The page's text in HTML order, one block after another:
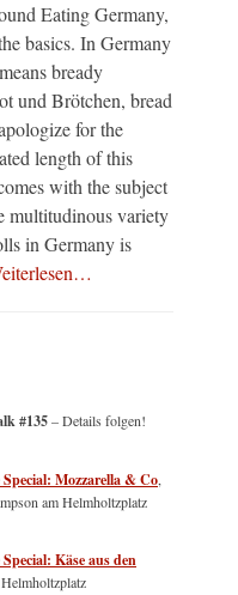
Eating Germany,
basics. In Germany
bready
und Brötchen, bread
for the
length of this
with the subject
multitudinous variety
in Germany is
#135– Details folgen!
Special: Mozzarella & Co,
am Helmholtzplatz
Käse aus den